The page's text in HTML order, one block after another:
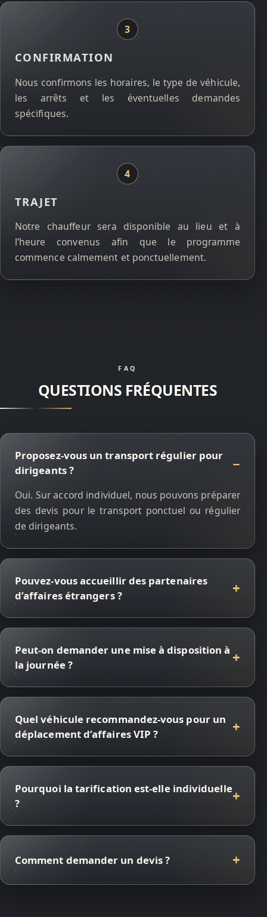
CONFIRMATION
Nous confirmons les horaires, le type de véhicule,
les arrêts et les éventuelles demandes
spécifiques.
TRAJET
Notre chauffeur sera disponible au lieu et à
l’heure convenus afin que le programme
commence calmement et ponctuellement.
FAQ
QUESTIONS FRÉQUENTES
Proposez-vous un transport régulier pour
dirigeants ?
Oui. Sur accord individuel, nous pouvons préparer
des devis pour le transport ponctuel ou régulier
de dirigeants.
Pouvez-vous accueillir des partenaires
d’affaires étrangers ?
Peut-on demander une mise à disposition à
la journée ?
Quel véhicule recommandez-vous pour un
déplacement d’affaires VIP ?
Pourquoi la tarification est-elle individuelle
?
Comment demander un devis ?